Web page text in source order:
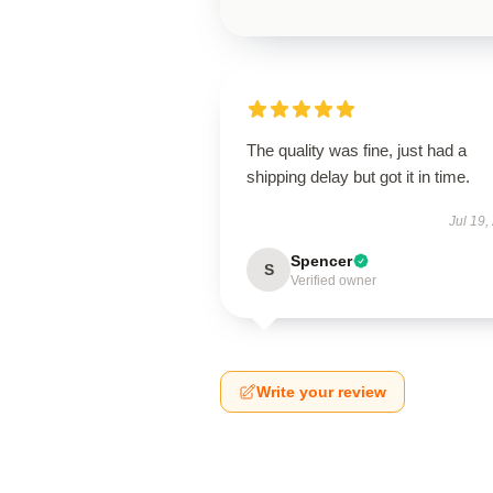
The quality was fine, just had a
shipping delay but got it in time.
Jul 19,
S Spencer
Verified owner
Write your review